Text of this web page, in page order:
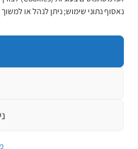
נאסוף נתוני שימוש; ניתן לנהל או